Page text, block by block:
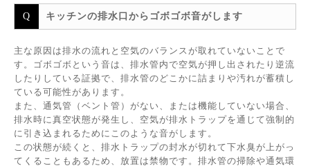
キッチンの排水口からゴボゴボ音がします
主な原因は排水の流れと空気のバランスが取れていないことで
す。ゴボゴボという音は、排水管内で空気が押し出されたり逆流
したりしている証拠で、排水管のどこかに詰まりや汚れが蓄積し
ている可能性があります。
また、通気管（ベント管）がない、または機能していない場合、
排水時に真空状態が発生し、空気が排水トラップを通じて強制的
に引き込まれるためにこのような音がします。
この状態が続くと、排水トラップの封水が切れて下水臭が上がっ
てくることもあるため、放置は禁物です。排水管の掃除や通気環